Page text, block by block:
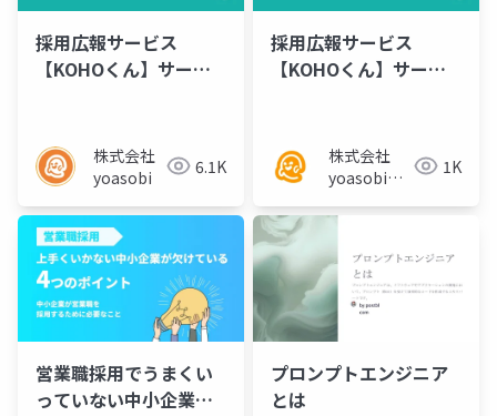
採用広報サービス
【KOHOくん】サービ
株式会社
yoasobi
6.1K
採用広報サービス
【KOHOくん】サービ
株式会社
yoasobi／
様
1K
営業職採用でうまくい
っていない中小企業が
プロンプトエンジニア
とは